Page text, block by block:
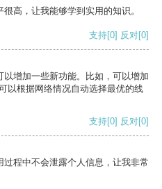
高，让我能够学到实用的知识。
支持[0] 反对[0]
增加一些新功能。比如，可以增加
以根据网络情况自动选择最优的线
支持[0] 反对[0]
程中不会泄露个人信息，让我非常